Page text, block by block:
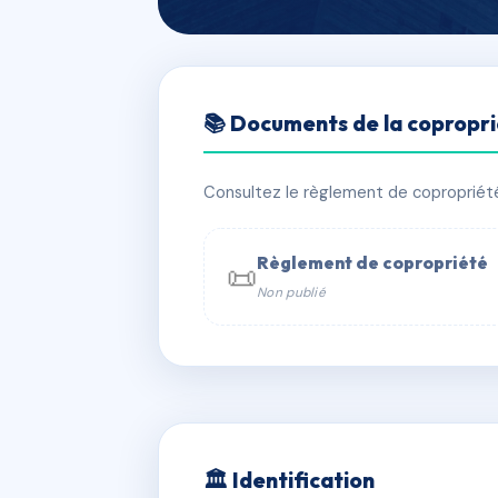
LES DUNES
📍 2 AVENUE DU BOULONNAIS 62155
📞 Contacter Syndic Digital
📚 Documents de la
Consultez le règlement de
📜Règlement de copropriété
Non publié
🏛 Identification